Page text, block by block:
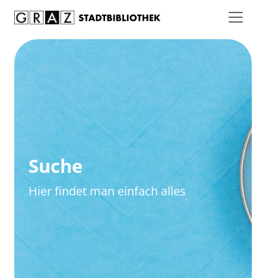
Suche
Hier findet man einfach alles